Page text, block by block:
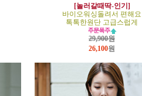
[놀러갈때딱-인기]
바이오워싱돌려서 편해요
톡톡한원단 고급스럽게
29,900원
26,100원